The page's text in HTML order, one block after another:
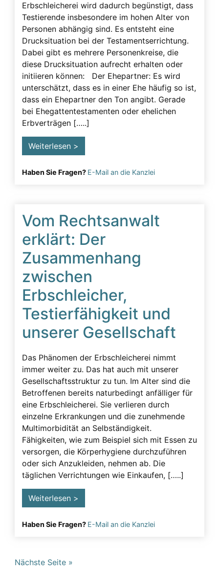
Erbschleicherei wird dadurch begünstigt, dass
Testierende insbesondere im hohen Alter von
Personen abhängig sind. Es entsteht eine
Drucksituation bei der Testamentserrichtung.
Dabei gibt es mehrere Personenkreise, die
diese Drucksituation aufrecht erhalten oder
initiieren können: Der Ehepartner: Es wird
unterschätzt, dass es in einer Ehe häufig so ist,
dass ein Ehepartner den Ton angibt. Gerade
bei Ehegattentestamenten oder ehelichen
Erbverträgen […..]
Weiterlesen >
Haben Sie Fragen? E-Mail an die Kanzlei
Vom Rechtsanwalt
erklärt: Der
Zusammenhang
zwischen
Erbschleicher,
Testierfähigkeit und
unserer Gesellschaft
Das Phänomen der Erbschleicherei nimmt
immer weiter zu. Das hat auch mit unserer
Gesellschaftsstruktur zu tun. Im Alter sind die
Betroffenen bereits naturbedingt anfälliger für
eine Erbschleicherei. Sie verlieren durch
einzelne Erkrankungen und die zunehmende
Multimorbidität an Selbständigkeit.
Fähigkeiten, wie zum Beispiel sich mit Essen zu
versorgen, die Körperhygiene durchzuführen
oder sich Anzukleiden, nehmen ab. Die
täglichen Verrichtungen wie Einkaufen, […..]
Weiterlesen >
Haben Sie Fragen? E-Mail an die Kanzlei
Nächste Seite »